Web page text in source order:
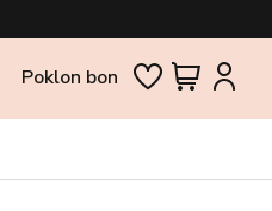
Poklon bon